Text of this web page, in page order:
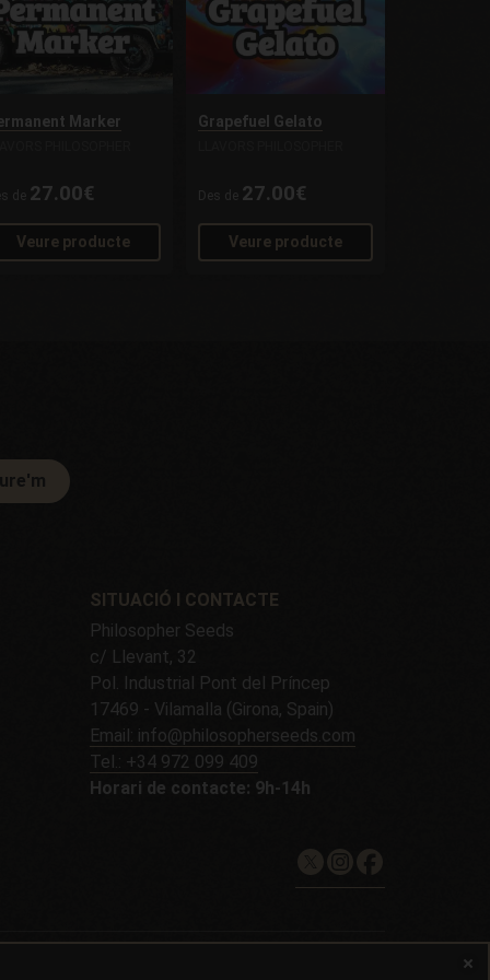
Marker
de 27.00€
Veure producte
Grapefuel Gelato
Des de 27.00€
Veure producte
SITUACIÓ I CONTACTE
Philosopher Seeds
c/ Llevant, 32
Pol. Industrial Pont del Príncep
17469 - Vilamalla (Girona, Spain)
Email: info@philosopherseeds.com
Tel.: +34 972 099 409
Horari de contacte: 9h-14h